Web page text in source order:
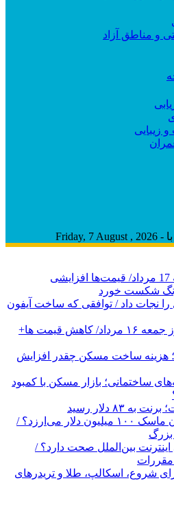
و مناطق آزاد
زیبایی
شکست خورد
نجات داد / توافقی که ساخت آیفون
قیمت طلا و سکه امروز جمعه ۱۶ مرداد/ کاهش قیمت ها+
هزینه ساخت مسکن چقدر افزایش
ساختمانی؛ بازار مسکن با کمبود
دلار رسید
یک ساعت از زمان ایلان ماسک ۱۰۰ میلیون دلار می‌ارزد؟ /
۲.۷ برای اینترنت بین‌الملل صحت دارد؟ /
شروع، اسکالپ، طلا و تریدرهای